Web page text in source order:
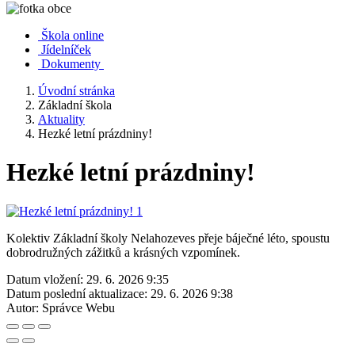
Škola online
Jídelníček
Dokumenty
Úvodní stránka
Základní škola
Aktuality
Hezké letní prázdniny!
Hezké letní prázdniny!
Kolektiv Základní školy Nelahozeves přeje báječné léto, spoustu
dobrodružných zážitků a krásných vzpomínek.
Datum vložení: 29. 6. 2026 9:35
Datum poslední aktualizace: 29. 6. 2026 9:38
Autor: Správce Webu